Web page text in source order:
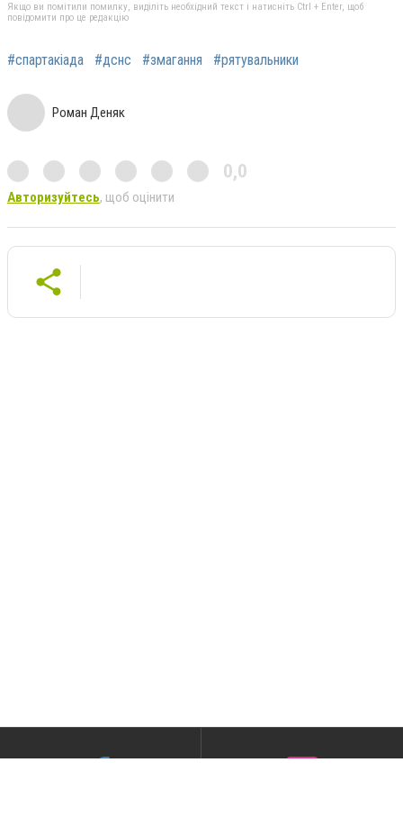
Якщо ви помітили помилку, виділіть необхідний текст і натисніть Ctrl + Enter, щоб
повідомити про це редакцію
#спартакіада #дснс #змагання #рятувальники
Роман Деняк
0,0
Авторизуйтесь, щоб оцінити